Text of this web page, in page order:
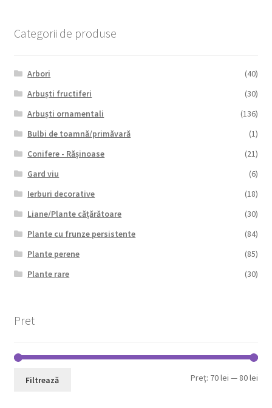
Categorii de produse
Arbori
(40)
Arbuști fructiferi
(30)
Arbuști ornamentali
(136)
Bulbi de toamnă/primăvară
(1)
Conifere - Rășinoase
(21)
Gard viu
(6)
Ierburi decorative
(18)
Liane/Plante cățărătoare
(30)
Plante cu frunze persistente
(84)
Plante perene
(85)
Plante rare
(30)
Pret
Filtrează Preț: 70 lei — 80 lei